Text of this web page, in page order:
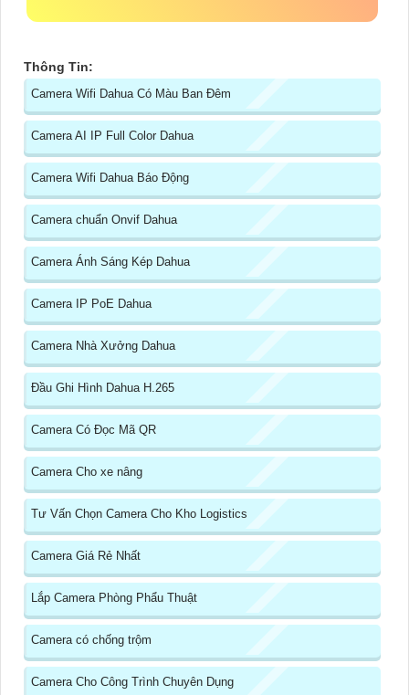
Thông Tin:
Camera Wifi Dahua Có Màu Ban Đêm
Camera AI IP Full Color Dahua
Camera Wifi Dahua Báo Động
Camera chuẩn Onvif Dahua
Camera Ánh Sáng Kép Dahua
Camera IP PoE Dahua
Camera Nhà Xưởng Dahua
Đầu Ghi Hình Dahua H.265
Camera Có Đọc Mã QR
Camera Cho xe nâng
Tư Vấn Chọn Camera Cho Kho Logistics
Camera Giá Rẻ Nhất
Lắp Camera Phòng Phẩu Thuật
Camera có chống trộm
Camera Cho Công Trình Chuyên Dụng